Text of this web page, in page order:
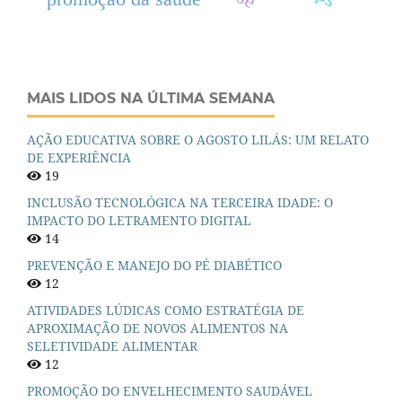
MAIS LIDOS NA ÚLTIMA SEMANA
AÇÃO EDUCATIVA SOBRE O AGOSTO LILÁS: UM RELATO
DE EXPERIÊNCIA
19
INCLUSÃO TECNOLÓGICA NA TERCEIRA IDADE: O
IMPACTO DO LETRAMENTO DIGITAL
14
PREVENÇÃO E MANEJO DO PÉ DIABÉTICO
12
ATIVIDADES LÚDICAS COMO ESTRATÉGIA DE
APROXIMAÇÃO DE NOVOS ALIMENTOS NA
SELETIVIDADE ALIMENTAR
12
PROMOÇÃO DO ENVELHECIMENTO SAUDÁVEL